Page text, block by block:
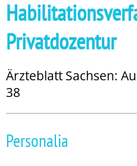
Privatdozentur
Ärzteblatt Sachsen:
38
Personalia